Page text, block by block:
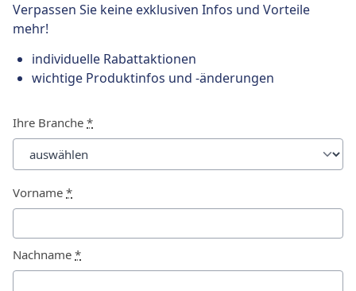
Verpassen Sie keine exklusiven Infos und Vorteile
mehr!
individuelle Rabattaktionen
wichtige Produktinfos und -änderungen
Ihre Branche *
Vorname *
Nachname *